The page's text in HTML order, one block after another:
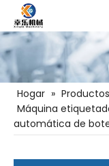
Hogar » Productos
Máquina
automática de